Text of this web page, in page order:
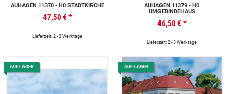
AUHAGEN 11370 - H0 STADTKIRCHE
47,50 € *
Lieferzeit: 2 - 3 Werktage
AUHAGEN 11379 - H0
UMGEBINDEHAUS
46,50 € *
Lieferzeit: 2 - 3 Werktage
AUF LAGER AUF LAGER